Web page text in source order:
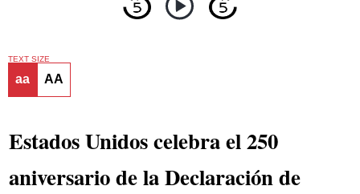
TEXT SIZE
aa AA
Estados Unidos celebra el 250
aniversario de la Declaración de